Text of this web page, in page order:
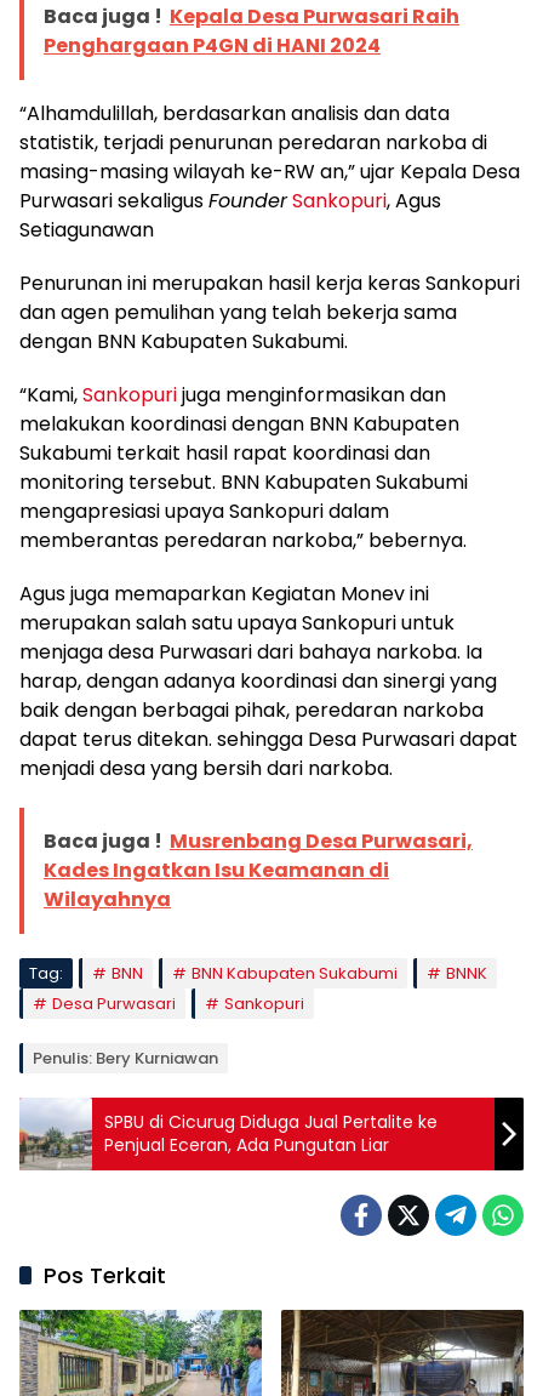
Baca juga ! Kepala Desa Purwasari Raih
Penghargaan P4GN di HANI 2024
“Alhamdulillah, berdasarkan analisis dan data
statistik, terjadi penurunan peredaran narkoba di
masing-masing wilayah ke-RW an,” ujar Kepala Desa
Purwasari sekaligusFounderSankopuri, Agus
Setiagunawan
Penurunan ini merupakan hasil kerja keras Sankopuri
dan agen pemulihan yang telah bekerja sama
dengan BNN Kabupaten Sukabumi.
“Kami,Sankopurijuga menginformasikan dan
melakukan koordinasi dengan BNN Kabupaten
Sukabumi terkait hasil rapat koordinasi dan
monitoring tersebut. BNN Kabupaten Sukabumi
mengapresiasi upaya Sankopuri dalam
memberantas peredaran narkoba,” bebernya.
Agus juga memaparkan Kegiatan Monev ini
merupakan salah satu upaya Sankopuri untuk
menjaga desa Purwasari dari bahaya narkoba. Ia
harap, dengan adanya koordinasi dan sinergi yang
baik dengan berbagai pihak, peredaran narkoba
dapat terus ditekan. sehingga Desa Purwasari dapat
menjadi desa yang bersih dari narkoba.
Baca juga ! Musrenbang Desa Purwasari,
Kades Ingatkan Isu Keamanan di
Wilayahnya
Tag: BNN BNN Kabupaten Sukabumi
BNNK
Desa Purwasari
Sankopuri
Penulis: Bery Kurniawan
SPBU di Cicurug Diduga Jual Pertalite ke
Penjual Eceran, Ada Pungutan Liar
Pos Terkait